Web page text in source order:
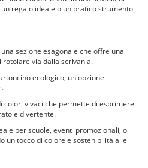
regalo ideale o un pratico strumento
sezione esagonale che offre una
rotolare via dalla scrivania.
ecologico, un'opzione
colori vivaci che permette di esprimere
e divertente.
per scuole, eventi promozionali, o
un tocco di colore e sostenibilità alle